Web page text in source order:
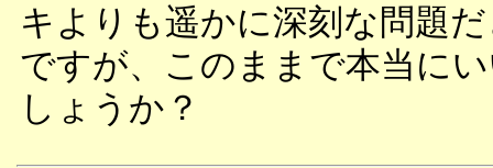
キよりも遥かに深刻な問題
ですが、このままで本当に
しょうか？